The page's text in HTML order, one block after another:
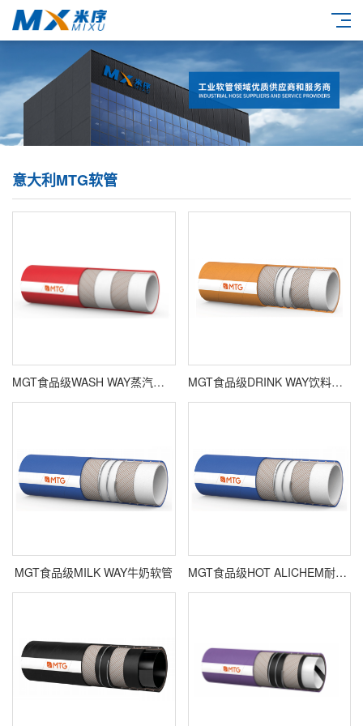
意大利MTG软管
MGT食品级WASH WAY蒸汽橡胶软管 MGT食品级DRINK WAY饮料软管
MGT食品级MILK WAY牛奶软管 MGT食品级HOT ALICHEM耐高温橡胶管